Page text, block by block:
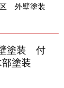
区 外壁塗装
塗装 付
塗装